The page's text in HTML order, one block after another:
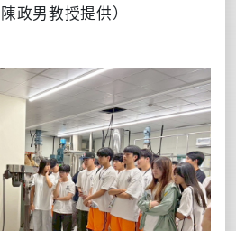
政男教授提供）